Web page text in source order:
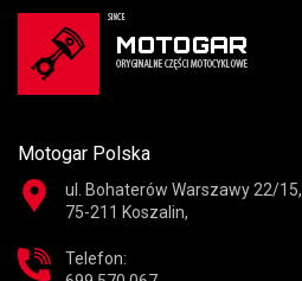
Motogar Polska
ul. Bohaterów Warszawy 22/15,
75-211 Koszalin,
Telefon: